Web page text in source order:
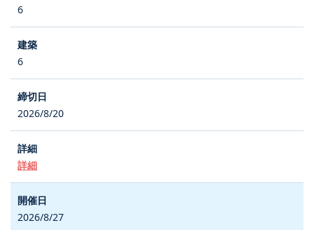
6
6
2026/8/20
詳細
2026/8/27